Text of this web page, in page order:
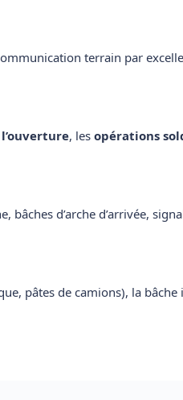
terrain par
l’ouverture, les opérations
bâches d’arche d’arrivée,
pâtes de camions), la